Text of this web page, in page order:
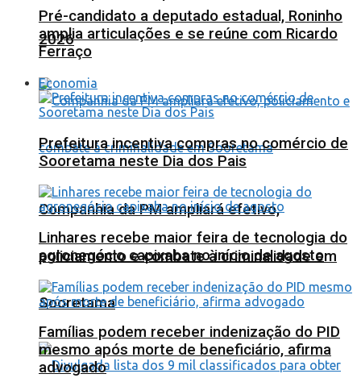
2026
Companhia da PM ampliará efetivo,
policiamento e combate à criminalidade em
Sooretama
Pré-candidato a deputado estadual, Roninho
amplia articulações e se reúne com Ricardo
Ferraço
Economia
Prefeitura incentiva compras no comércio de
Sooretama neste Dia dos Pais
Linhares recebe maior feira de tecnologia do
agronegócio capixaba no início de agosto
Famílias podem receber indenização do PID
mesmo após morte de beneficiário, afirma
advogado